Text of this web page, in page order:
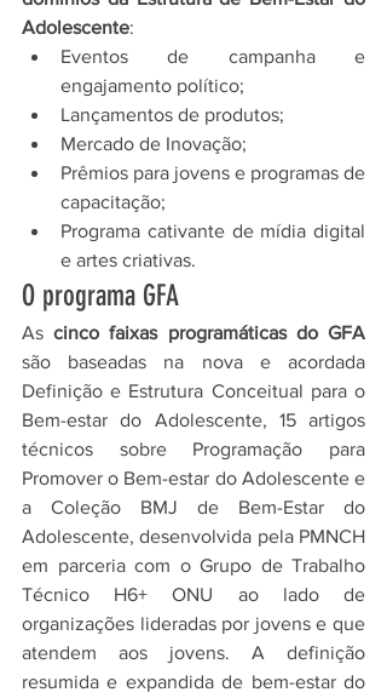
Adolescente:
Eventos de campanha e
engajamento político;
Lançamentos de produtos;
Mercado de Inovação;
Prêmios para jovens e programas de
capacitação;
Programa cativante de mídia digital
e artes criativas.
O programa GFA
As
são baseadas na nova e acordada
Definição e Estrutura Conceitual para o
Bem-estar do Adolescente, 15 artigos
técnicos sobre Programação para
Promover o Bem-estar do Adolescente e
a Coleção BMJ de Bem-Estar do
Adolescente, desenvolvida pela PMNCH
em parceria com o Grupo de Trabalho
Técnico H6+ ONU ao lado de
organizações lideradas por jovens e que
atendem aos jovens. A definição
resumida e expandida de bem-estar do